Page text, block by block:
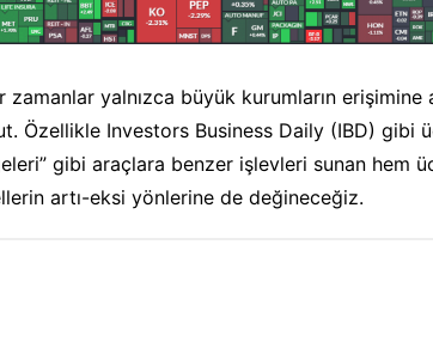
yalnızca büyük kurumların
Investors Business Daily (IBD) gibi
gibi araçlara benzer işlevleri sunan
artı-eksi yönlerine de değineceğiz.